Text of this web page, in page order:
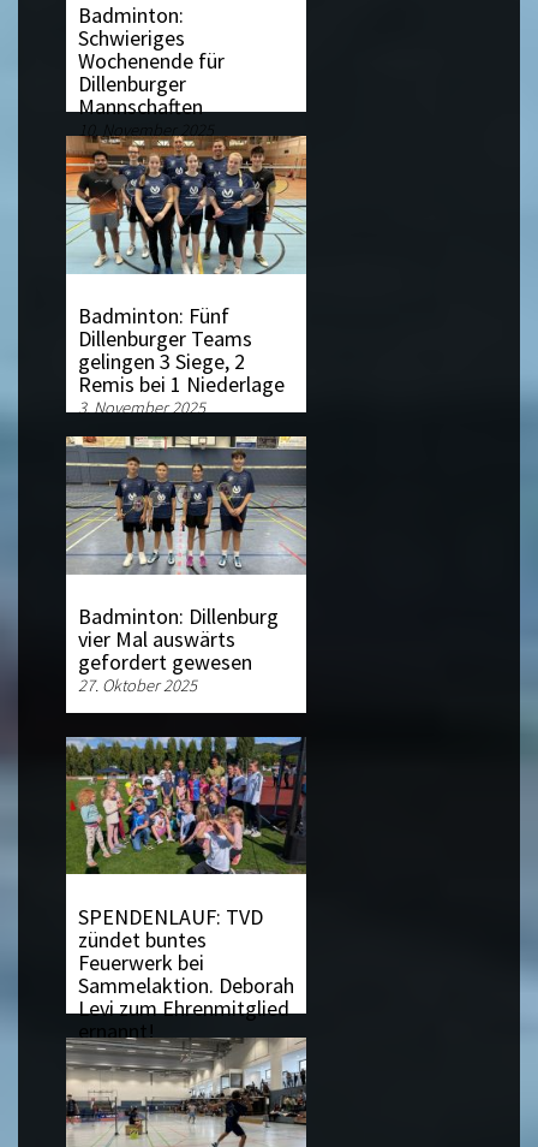
Badminton:
Schwieriges
Wochenende für
Dillenburger
Mannschaften
10. November 2025
Badminton: Fünf
Dillenburger Teams
gelingen 3 Siege, 2
Remis bei 1 Niederlage
3. November 2025
Badminton: Dillenburg
vier Mal auswärts
gefordert gewesen
27. Oktober 2025
SPENDENLAUF: TVD
zündet buntes
Feuerwerk bei
Sammelaktion. Deborah
Levi zum Ehrenmitglied
ernannt!
3. Oktober 2025